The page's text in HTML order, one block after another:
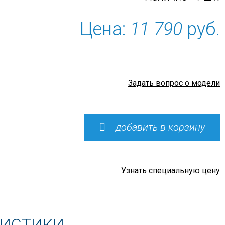
Цена: 11 790руб.
Задать вопрос о модели
добавить в корзину
Узнать специальную цену